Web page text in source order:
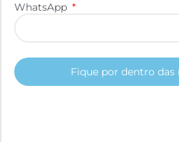
WhatsApp
Fique por dentro das